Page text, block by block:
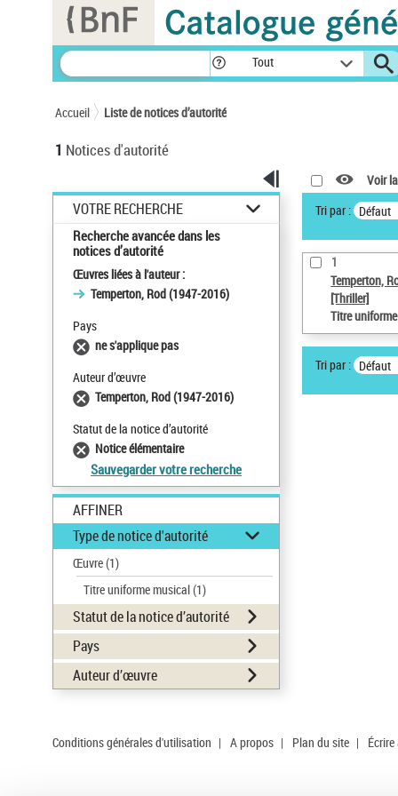
Tout
Accueil Liste de notices d’autorité
1 Notices d'autorité
VOTRE RECHERCHE
Recherche avancée dans les
notices d’autorité
Œuvres liées à l'auteur :
Temperton, Rod (1947-2016)
Pays
ne s'applique pas
Auteur d’œuvre
Temperton, Rod (1947-2016)
Statut de la notice d’autorité
Notice élémentaire
Sauvegarder votre recherche
AFFINER
Type de notice d'autorité
Œuvre(1)
Titre uniforme musical(1)
Statut de la notice d’autorité
Pays
Auteur d’œuvre
Voir
Tri par : Défaut
1
Temperton,
[Thriller]
Titre
Tri par : Défaut
Conditions générales d'utilisation | A propos | Plan du site |
Panneau de gestion des cookies